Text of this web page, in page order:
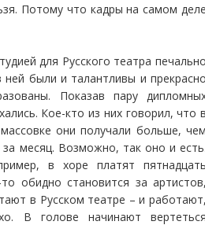
Потому что кадры на самом
для Русского театра
ней были и талантливы и
Показав пару
Кое-кто из них говорил, что
они получали больше,
за месяц. Возможно, так оно и
в хоре платят
обидно становится за
в Русском театре – и
В голове начинают